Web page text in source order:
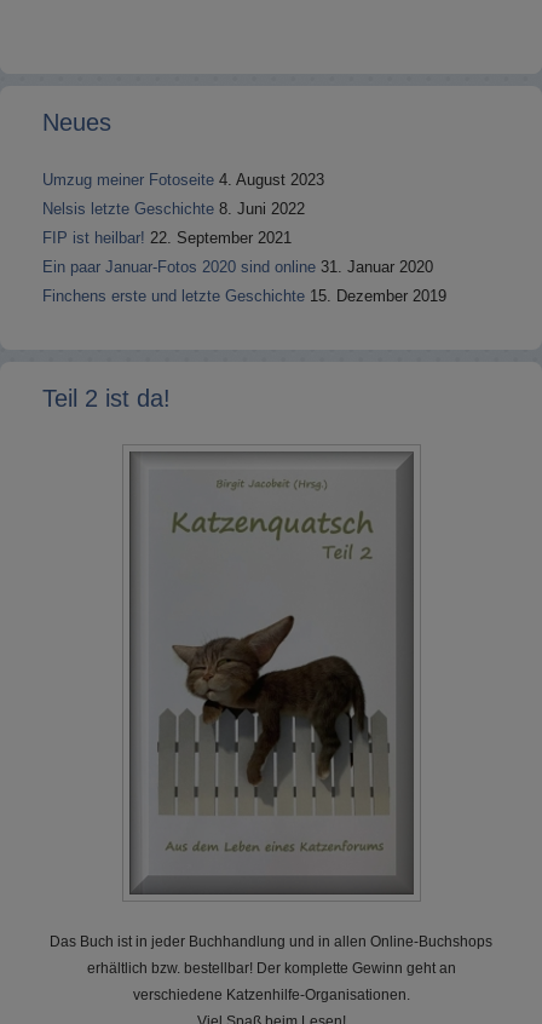
Neues
Umzug meiner Fotoseite 4. August 2023
Nelsis letzte Geschichte 8. Juni 2022
FIP ist heilbar! 22. September 2021
Ein paar Januar-Fotos 2020 sind online 31. Januar 2020
Finchens erste und letzte Geschichte 15. Dezember 2019
Teil 2 ist da!
Das Buch ist in jeder Buchhandlung und in allen Online-Buchshops
erhältlich bzw. bestellbar! Der komplette Gewinn geht an
verschiedene Katzenhilfe-Organisationen.